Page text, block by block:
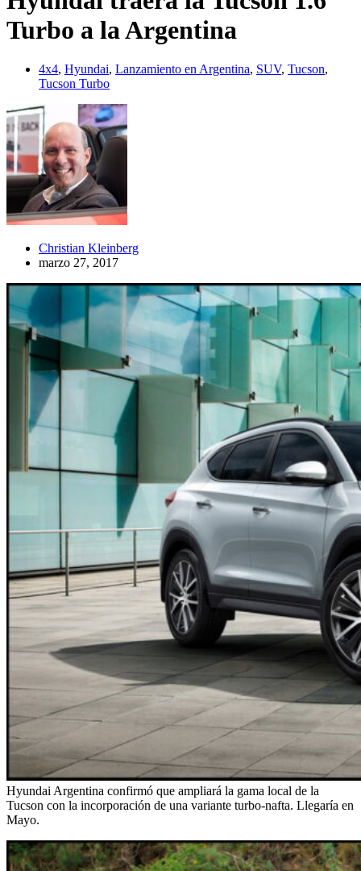
Turbo a la Argentina
4x4, Hyundai, Lanzamiento en Argentina, SUV, Tucson,
Tucson Turbo
Christian Kleinberg
marzo 27, 2017
Hyundai Argentina confirmó que ampliará la gama local de la
Tucson con la incorporación de una variante turbo-nafta. Llegaría en
Mayo.